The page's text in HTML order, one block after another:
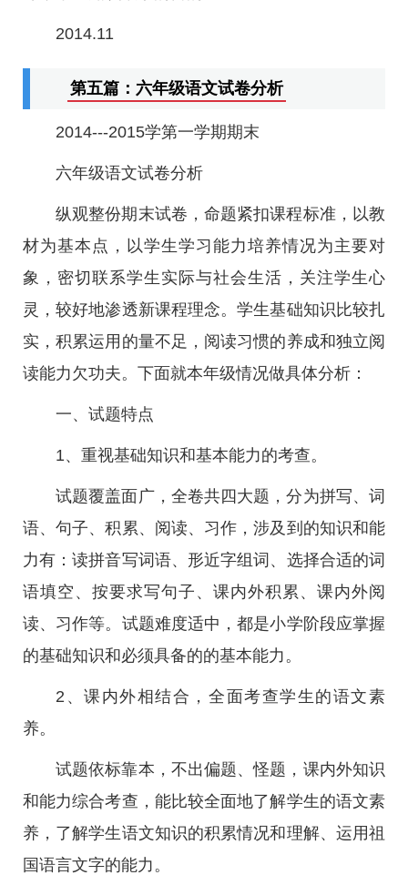
2014.11
第五篇：六年级语文试卷分析
2014---2015学第一学期期末
六年级语文试卷分析
纵观整份期末试卷，命题紧扣课程标准，以教
材为基本点，以学生学习能力培养情况为主要对
象，密切联系学生实际与社会生活，关注学生心
灵，较好地渗透新课程理念。学生基础知识比较扎
实，积累运用的量不足，阅读习惯的养成和独立阅
读能力欠功夫。下面就本年级情况做具体分析：
一、试题特点
1、重视基础知识和基本能力的考查。
试题覆盖面广，全卷共四大题，分为拼写、词
语、句子、积累、阅读、习作，涉及到的知识和能
力有：读拼音写词语、形近字组词、选择合适的词
语填空、按要求写句子、课内外积累、课内外阅
读、习作等。试题难度适中，都是小学阶段应掌握
的基础知识和必须具备的的基本能力。
2、课内外相结合，全面考查学生的语文素
养。
试题依标靠本，不出偏题、怪题，课内外知识
和能力综合考查，能比较全面地了解学生的语文素
养，了解学生语文知识的积累情况和理解、运用祖
国语言文字的能力。